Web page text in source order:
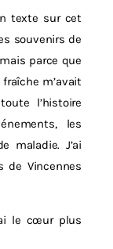
texte sur cet
souvenirs de
parce que
m’avait
l’histoire
les
maladie. J’ai
de Vincennes
le cœur plus